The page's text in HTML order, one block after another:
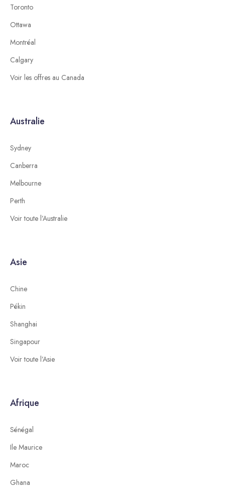
Toronto
Ottawa
Montréal
Calgary
Voir les offres au Canada
Australie
Sydney
Canberra
Melbourne
Perth
Voir toute l’Australie
Asie
Chine
Pékin
Shanghai
Singapour
Voir toute l’Asie
Afrique
Sénégal
Ile Maurice
Maroc
Ghana